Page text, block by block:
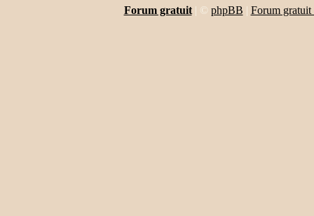
Forum gratuit| © phpBB | Forum gratuit